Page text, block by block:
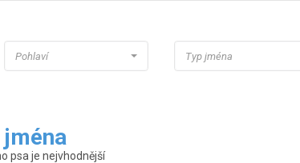
Pohlaví Typ jména
psa je nejvhodnější